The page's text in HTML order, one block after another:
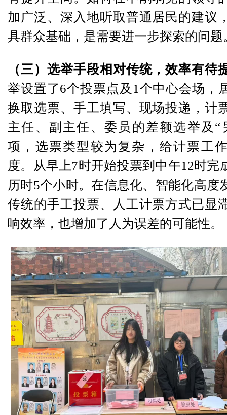
加广泛、深入地听取普通居民的建议
具群众基础，是需要进一步探索的问题
（三）选举手段相对传统，效率有待
举设置了6个投票点及1个中心会场，
换取选票、手工填写、现场投递，计
主任、副主任、委员的差额选举及“
项，选票类型较为复杂，给计票工
度。从早上7时开始投票到中午12时完
历时5个小时。在信息化、智能化高度
传统的手工投票、人工计票方式已显
响效率，也增加了人为误差的可能性。